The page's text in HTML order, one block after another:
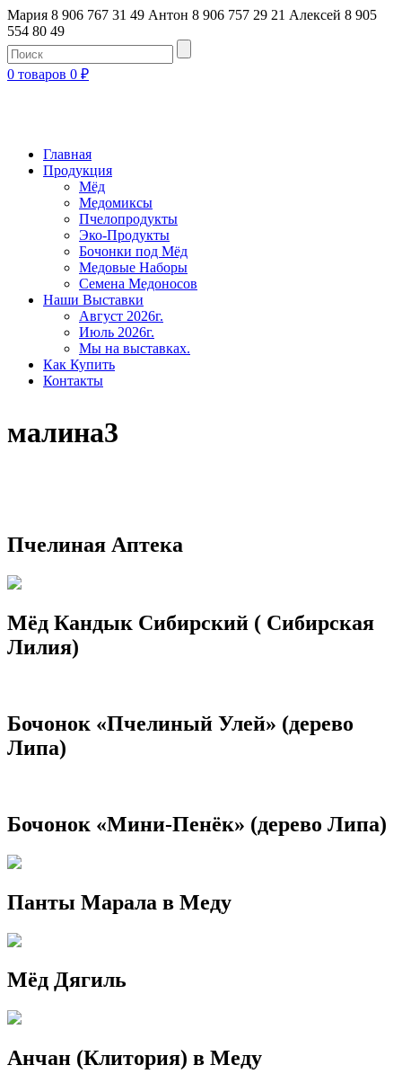
Мария 8 906 767 31 49 Антон 8 906 757 29 21 Алексей 8 905
554 80 49
0 товаров 0 ₽
Главная
Продукция
Мёд
Медомиксы
Пчелопродукты
Эко-Продукты
Бочонки под Мёд
Медовые Наборы
Семена Медоносов
Наши Выставки
Август 2026г.
Июль 2026г.
Мы на выставках.
Как Купить
Контакты
малина3
Пчелиная Аптека
Мёд Кандык Сибирский ( Сибирская
Лилия)
Бочонок «Пчелиный Улей» (дерево
Липа)
Бочонок «Мини-Пенёк» (дерево Липа)
Панты Марала в Меду
Мёд Дягиль
Анчан (Клитория) в Меду